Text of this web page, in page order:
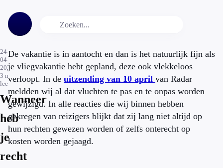
24-
04-
2023
3 min.
leestijd
Wanneer
heb
je
recht
De vakantie is in aantocht en dan is het natuurlijk fijn als
je vliegvakantie hebt gepland, deze ook vlekkeloos
verloopt. In de uitzending van 10 april van Radar
meldden wij al dat vluchten te pas en te onpas worden
gewijzigd. In alle reacties die wij binnen hebben
gekregen van reizigers blijkt dat zij lang niet altijd op
hun rechten gewezen worden of zelfs onterecht op
kosten worden gejaagd.